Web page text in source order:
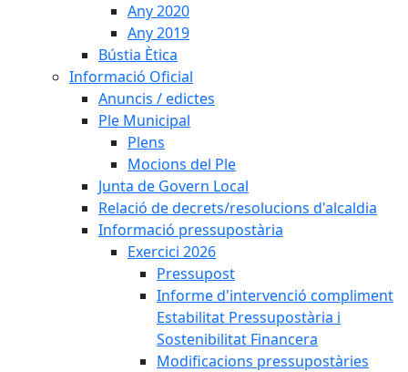
Any 2020
Any 2019
Bústia Ètica
Informació Oficial
Anuncis / edictes
Ple Municipal
Plens
Mocions del Ple
Junta de Govern Local
Relació de decrets/resolucions d'alcaldia
Informació pressupostària
Exercici 2026
Pressupost
Informe d'intervenció compliment
Estabilitat Pressupostària i
Sostenibilitat Financera
Modificacions pressupostàries